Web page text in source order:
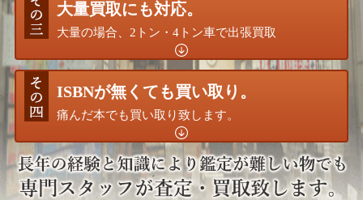
大量買取にも対応。
大量の場合、2トン・4トン車で出張買取
ISBNが無くても買い取り。
痛んだ本でも買い取り致します。